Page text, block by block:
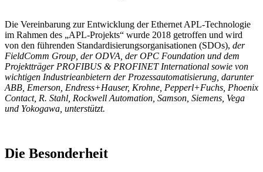
Die Vereinbarung zur Entwicklung der Ethernet APL-Technologie
im Rahmen des „APL-Projekts“ wurde 2018 getroffen und wird
von den führenden Standardisierungsorganisationen (SDOs), der
FieldComm Group, der ODVA, der OPC Foundation und dem
Projektträger PROFIBUS & PROFINET International sowie von
wichtigen Industrieanbietern der Prozessautomatisierung, darunter
ABB, Emerson, Endress+Hauser, Krohne, Pepperl+Fuchs, Phoenix
Contact, R. Stahl, Rockwell Automation, Samson, Siemens, Vega
und Yokogawa, unterstützt.
Die Besonderheit